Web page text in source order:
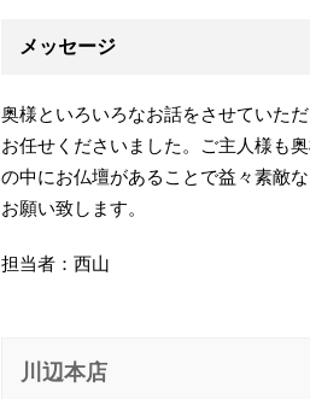
メッセージ
奥様といろいろなお話をさせていた
お任せくださいました。ご主人様も
の中にお仏壇があることで益々素敵
お願い致します。
担当者：西山
川辺本店